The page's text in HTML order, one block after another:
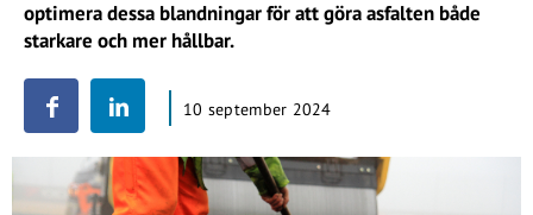
optimera dessa blandningar för att göra asfalten både
starkare och mer hållbar.
10 september 2024